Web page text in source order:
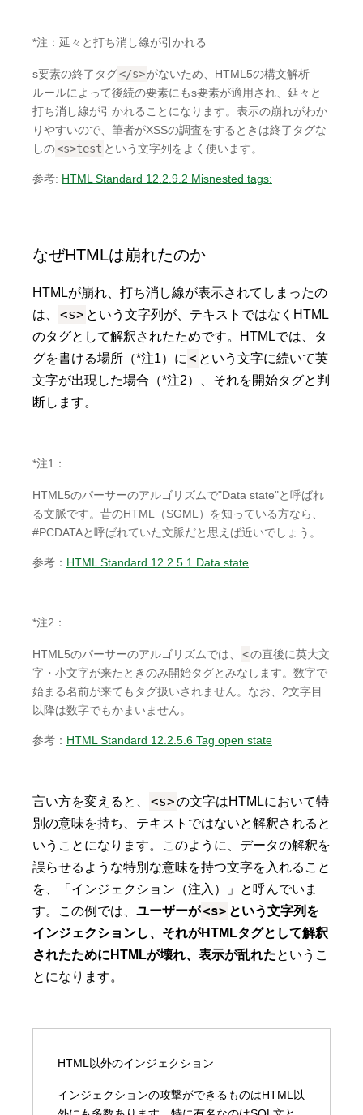
*注：延々と打ち消し線が引かれる
s要素の終了タグ</s>がないため、HTML5の構文解析
ルールによって後続の要素にもs要素が適用され、延々と
打ち消し線が引かれることになります。表示の崩れがわか
りやすいので、筆者がXSSの調査をするときは終了タグな
しの<s>test という文字列をよく使います。
参考: HTML Standard 12.2.9.2 Misnested tags:
なぜHTMLは崩れたのか
HTMLが崩れ、打ち消し線が表示されてしまったの
は、
<s> という文字列が、テキストではなくHTML
のタグとして解釈されたためです。HTMLでは、タ
グを書ける場所（*注1）に < という文字に続いて英
文字が出現した場合（*注2）、それを開始タグと判
断します。
*注1：
HTML5のパーサーのアルゴリズムで"Data state"と呼ばれ
る文脈です。昔のHTML（SGML）を知っている方なら、
#PCDATAと呼ばれていた文脈だと思えば近いでしょう。
参考： HTML Standard 12.2.5.1 Data state
*注2：
HTML5のパーサーのアルゴリズムでは、 <の直後に英大文
字・小文字が来たときのみ開始タグとみなします。数字で
始まる名前が来てもタグ扱いされません。なお、2文字目
以降は数字でもかまいません。
参考： HTML Standard 12.2.5.6 Tag open state
言い方を変えると、 <s>の文字はHTMLにおいて特
別の意味を持ち、テキストではないと解釈されると
いうことになります。このように、データの解釈を
誤らせるような特別な意味を持つ文字を入れること
を、「インジェクション（注入）」と呼んでいま
す。この例では、 ユーザーが<s> という文字列を
インジェクションし、それがHTMLタグとして解釈
されたためにHTMLが壊れ、表示が乱れたというこ
とになります。
HTML以外のインジェクション
インジェクションの攻撃ができるものはHTML以